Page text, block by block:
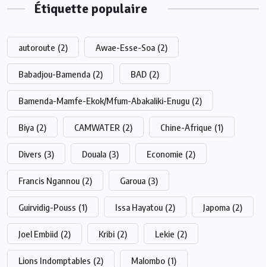
Étiquette populaire
autoroute (2) Awae-Esse-Soa (2)
Babadjou-Bamenda (2) BAD (2)
Bamenda-Mamfe-Ekok/Mfum-Abakaliki-Enugu (2)
Biya (2) CAMWATER (2) Chine-Afrique (1)
Divers (3) Douala (3) Economie (2)
Francis Ngannou (2) Garoua (3)
Guirvidig-Pouss (1) Issa Hayatou (2) Japoma (2)
Joel Embiid (2) Kribi (2) Lekie (2)
Lions Indomptables (2) Malombo (1)